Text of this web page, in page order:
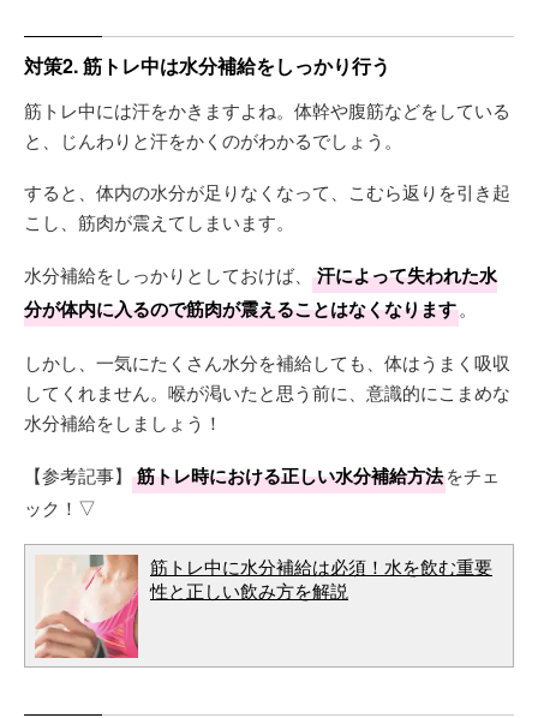
対策2. 筋トレ中は水分補給をしっかり行う
筋トレ中には汗をかきますよね。体幹や腹筋などをしている
と、じんわりと汗をかくのがわかるでしょう。
すると、体内の水分が足りなくなって、こむら返りを引き起
こし、筋肉が震えてしまいます。
水分補給をしっかりとしておけば、
汗によって失われた水
分が体内に入るので筋肉が震えることはなくなります。
しかし、一気にたくさん水分を補給しても、体はうまく吸収
してくれません。喉が渇いたと思う前に、意識的にこまめな
水分補給をしましょう！
【参考記事】 筋トレ時における正しい水分補給方法をチェ
ック！▽
筋トレ中に水分補給は必須！水を飲む重要
性と正しい飲み方を解説